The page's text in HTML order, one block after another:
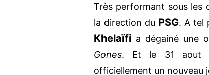
Très performant sous les
la direction du PSG. A tel
Khelaïfi a dégainé une
Gones. Et le 31 aout
officiellement un nouveau